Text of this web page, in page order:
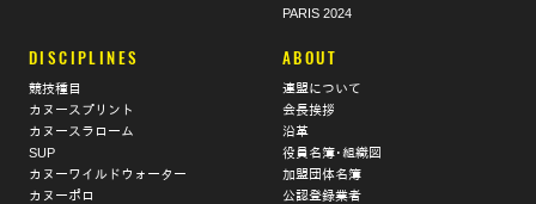
PARIS 2024
DISCIPLINES ABOUT
競技種目
連盟について
カヌースプリント
会長挨拶
カヌースラローム
沿革
SUP
役員名簿･組織図
カヌーワイルドウォーター
加盟団体名簿
カヌーポロ
公認登録業者